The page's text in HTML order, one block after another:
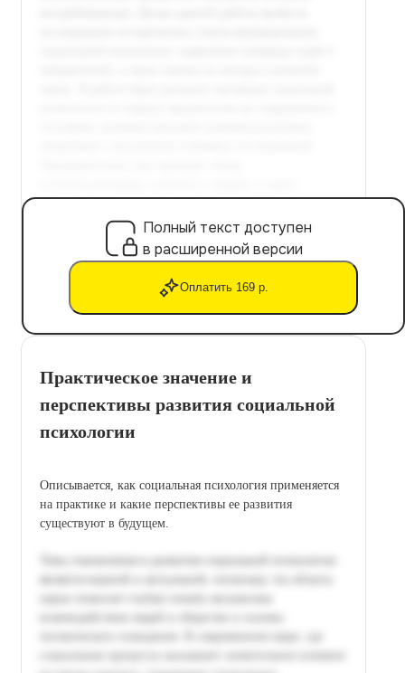
Полный текст доступен
в расширенной версии
Оплатить 169 р.
Практическое значение и
перспективы развития социальной
психологии
Описывается, как социальная психология применяется
на практике и какие перспективы ее развития
существуют в будущем.